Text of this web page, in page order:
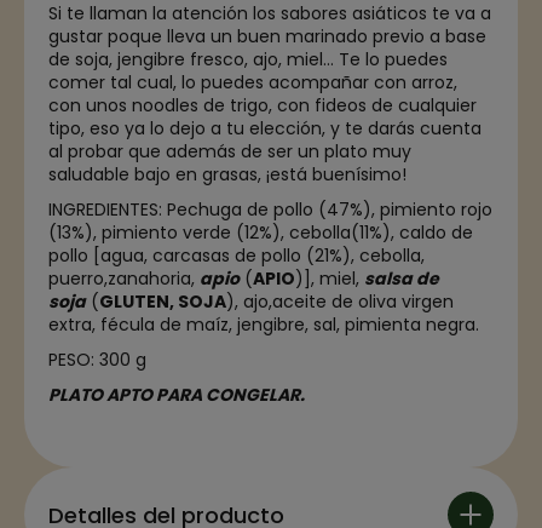
Si te llaman la atención los sabores asiáticos te va a
gustar poque lleva un buen marinado previo a base
de soja, jengibre fresco, ajo, miel… Te lo puedes
comer tal cual, lo puedes acompañar con arroz,
con unos noodles de trigo, con fideos de cualquier
tipo, eso ya lo dejo a tu elección, y te darás cuenta
al probar que además de ser un plato muy
saludable bajo en grasas, ¡está buenísimo!
INGREDIENTES: Pechuga de pollo (47%), pimiento rojo
(13%), pimiento verde (12%), cebolla(11%), caldo de
pollo [agua, carcasas de pollo (21%), cebolla,
puerro,zanahoria, apio(APIO)], miel, salsa de
soja(GLUTEN, SOJA), ajo,aceite de oliva virgen
extra, fécula de maíz, jengibre, sal, pimienta negra.
PESO: 300 g
PLATO APTO PARA CONGELAR.
Detalles del producto